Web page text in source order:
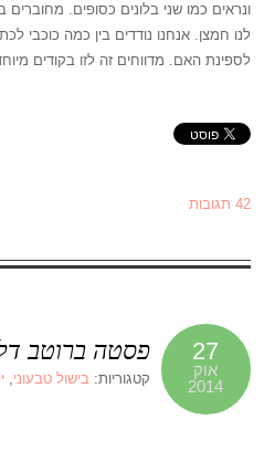
ונראים כמו שני בלונים כסופים.
לנו חמצן. אנחנו נודדים בין כמה כוכבי
לספינת האם. מדווחים זה לזו בקודים
42 תגובות
27
אוק
2014
פסטה ברוטב
קטגוריות:בישול טבעוני,